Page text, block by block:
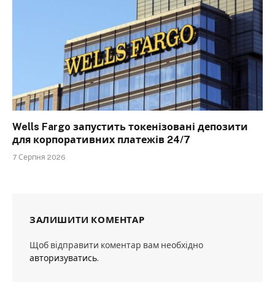
Wells Fargo запустить токенізовані депозити
для корпоративних платежів 24/7
7 Серпня 2026
ЗАЛИШИТИ КОМЕНТАР
Щоб відправити коментар вам необхідно
авторизуватись.